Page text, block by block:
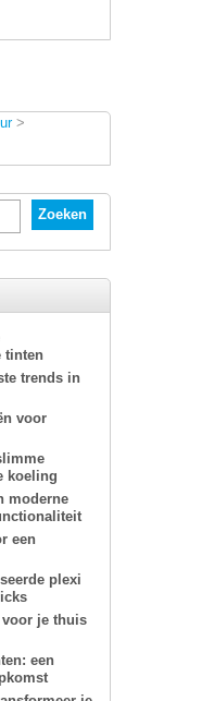
>
tinten
trends in
voor
koeling
moderne
een
plexi
voor je thuis
een